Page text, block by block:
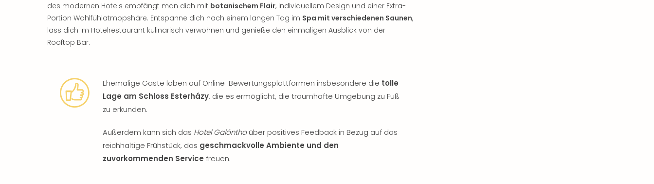
des modernen Hotels empfängt man dich mit botanischem Flair, individuellem Design und einer Extra-
Portion Wohlfühlatmopshäre. Entspanne dich nach einem langen Tag im Spa mit verschiedenen Saunen,
lass dich im Hotelrestaurant kulinarisch verwöhnen und genieße den einmaligen Ausblick von der
Rooftop Bar.
Ehemalige Gäste loben auf Online-Bewertungsplattformen insbesondere die tolle
Lage am Schloss Esterházy, die es ermöglicht, die traumhafte Umgebung zu Fuß
zu erkunden.
Außerdem kann sich das Hotel Galánthaüber positives Feedback in Bezug auf das
reichhaltige Frühstück, das geschmackvolle Ambiente und den
zuvorkommenden Service freuen.